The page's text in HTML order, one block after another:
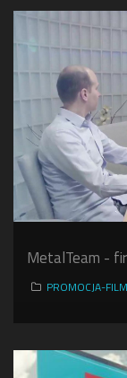
MetalTeam -
PROMOCJA-